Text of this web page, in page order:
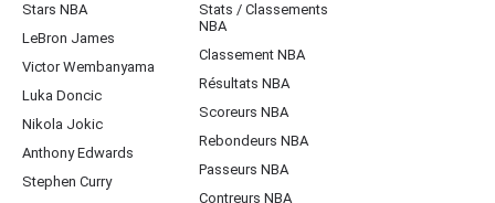
Stars NBA
LeBron James
Victor Wembanyama
Luka Doncic
Nikola Jokic
Anthony Edwards
Stephen Curry
Stats / Classements
NBA
Classement NBA
Résultats NBA
Scoreurs NBA
Rebondeurs NBA
Passeurs NBA
Contreurs NBA